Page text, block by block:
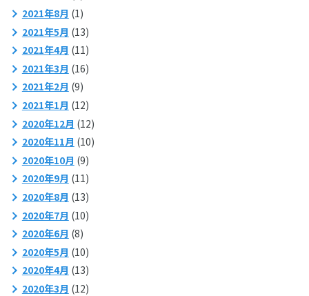
2021年8月 (1)
2021年5月 (13)
2021年4月 (11)
2021年3月 (16)
2021年2月 (9)
2021年1月 (12)
2020年12月 (12)
2020年11月 (10)
2020年10月 (9)
2020年9月 (11)
2020年8月 (13)
2020年7月 (10)
2020年6月 (8)
2020年5月 (10)
2020年4月 (13)
2020年3月 (12)